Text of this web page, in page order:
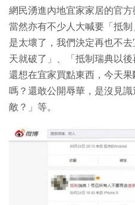
網民湧進內地宜家家居的官
當然亦有不少人大喊要「抵
是太壞了，我們決定再也不
天就破了」、「抵制瑞典以
還想在宜家買點東西，今天
嗎？還敢公開辱華，是沒見
敵？」等。